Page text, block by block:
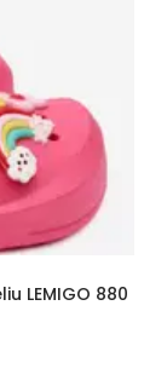
LEMIGO 880